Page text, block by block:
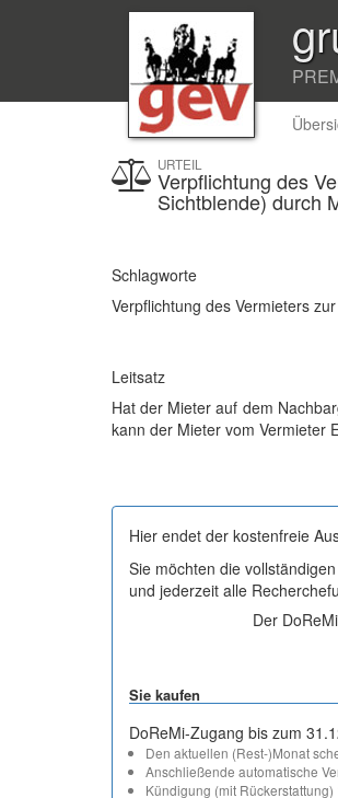
URTEIL
Verpflichtung des
Sichtblende) durch
Schlagworte
Verpflichtung des Vermieters
Leitsatz
Hat der Mieter auf dem
kann der Mieter vom Vermieter
Hier endet der kostenfreie
Sie möchten die
und jederzeit alle
Der
Sie kaufen
DoReMi-Zugang bis zum
Den aktuellen (Rest-)Monat
Anschließende automatische
Kündigung (mit